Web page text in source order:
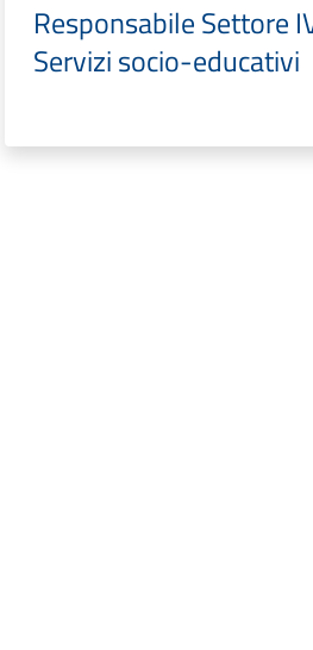
Responsabile Settore
Servizi socio-educativi